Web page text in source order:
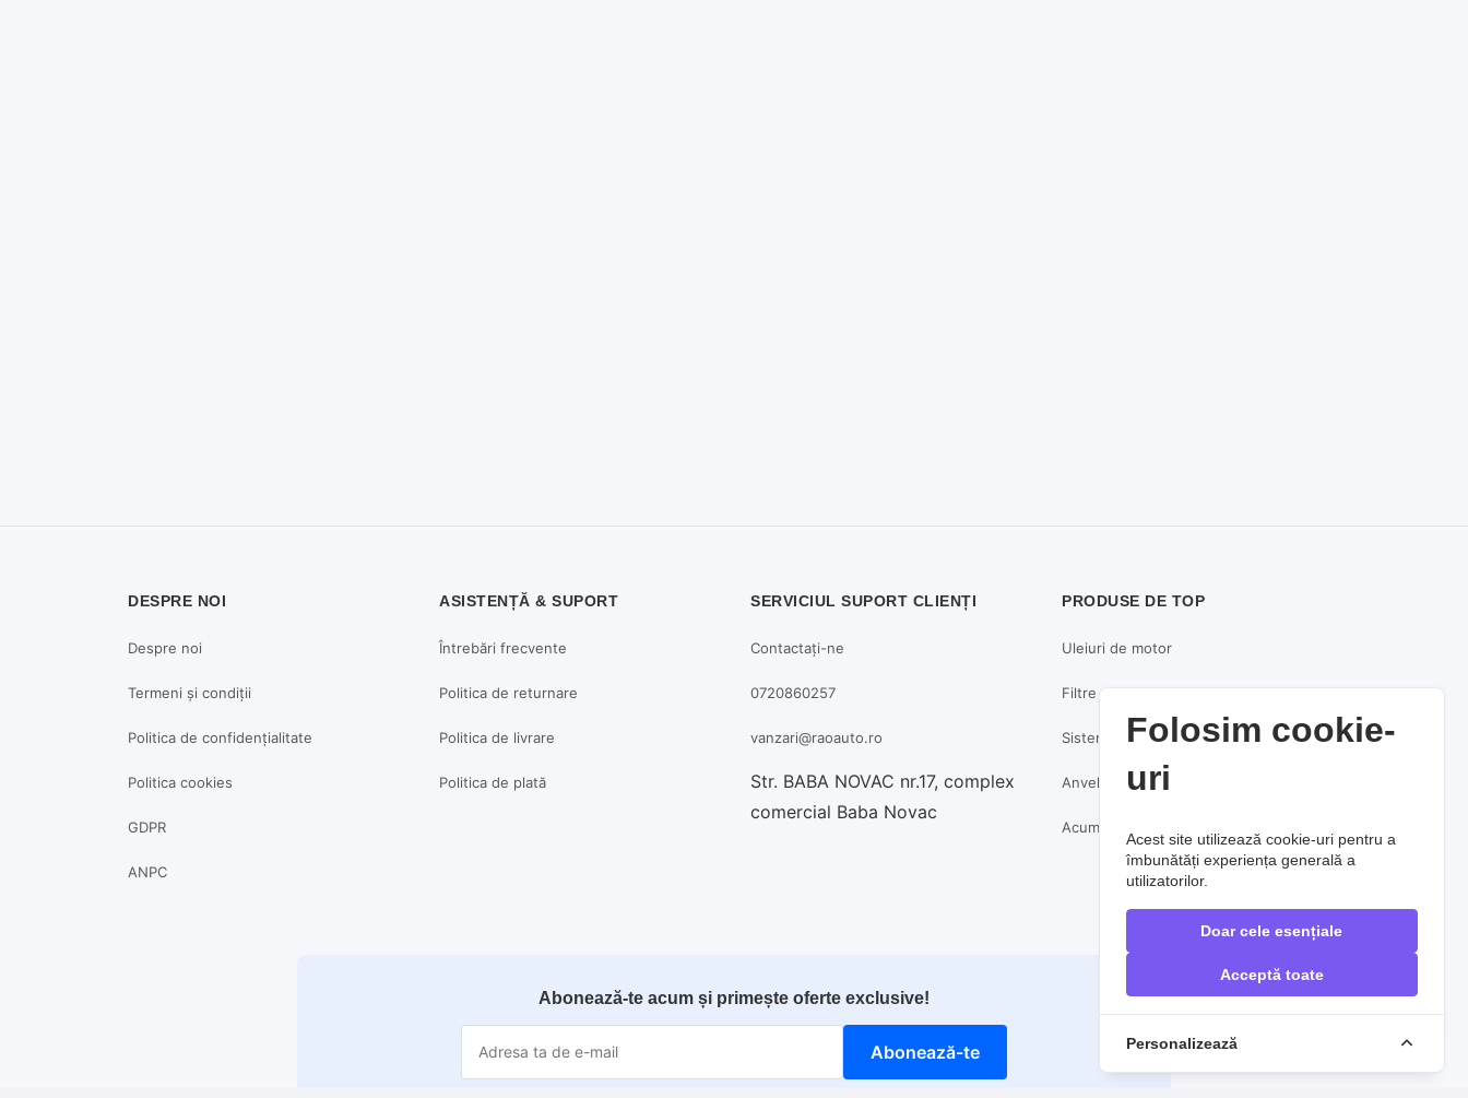
DESPRE NOI
Despre noi
Termeni și condiții
Politica de confidențialitate
Politica cookies
GDPR
ANPC
ASISTENȚĂ & SUPORT
Întrebări frecvente
Politica de returnare
Politica de livrare
Politica de plată
SERVICIUL SUPORT CLIENȚI
Contactați-ne
0720860257
vanzari@raoauto.ro
Str. BABA NOVAC nr.17, complex
comercial Baba Novac
PRODUSE DE TOP
Uleiuri de motor
Filtre auto
Sistem de frânare
Anvelope
Acumulatori auto
Abonează-te acum și primește oferte exclusive!
Abonează-te
Folosim cookie-
uri
Acest site utilizează cookie-uri pentru a
îmbunătăți experiența generală a
utilizatorilor.
Doar cele esențiale
Acceptă toate
Personalizează